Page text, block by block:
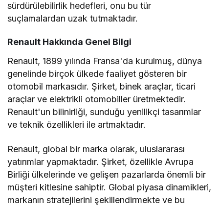
sürdürülebilirlik hedefleri, onu bu tür
suçlamalardan uzak tutmaktadır.
Renault Hakkında Genel Bilgi
Renault, 1899 yılında Fransa'da kurulmuş, dünya
genelinde birçok ülkede faaliyet gösteren bir
otomobil markasıdır. Şirket, binek araçlar, ticari
araçlar ve elektrikli otomobiller üretmektedir.
Renault'un bilinirliği, sunduğu yenilikçi tasarımlar
ve teknik özellikleri ile artmaktadır.
Renault, global bir marka olarak, uluslararası
yatırımlar yapmaktadır. Şirket, özellikle Avrupa
Birliği ülkelerinde ve gelişen pazarlarda önemli bir
müşteri kitlesine sahiptir. Global piyasa dinamikleri,
markanın stratejilerini şekillendirmekte ve bu